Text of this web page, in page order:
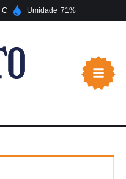
Umidade 71